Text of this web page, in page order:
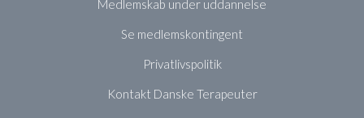
Medlemskab under uddannelse
Se medlemskontingent
Privatlivspolitik
Kontakt Danske Terapeuter